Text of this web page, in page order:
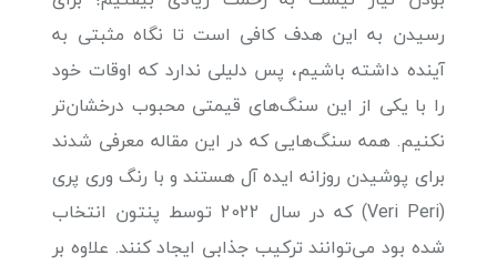
رسیدن به این هدف کافی است تا نگاه مثبتی به
آینده داشته باشیم، پس دلیلی ندارد که اوقات خود
را با یکی از این سنگ‌های قیمتی محبوب درخشان‌تر
نکنیم. همه سنگ‌هایی که در این مقاله معرفی شدند
برای پوشیدن روزانه ایده آل هستند و با رنگ وری پری
(Veri Peri) که در سال 2022 توسط پنتون انتخاب
شده بود می‌توانند ترکیب جذابی ایجاد کنند. علاوه بر